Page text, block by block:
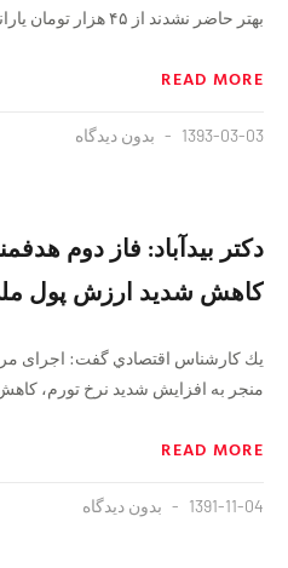
بهتر حاضر نشدند از ۴۵ هزار تومان یارانه
READ MORE
1393-03-03 بدون دیدگاه
دکتر بیدآباد: فاز دوم
كاهش شدید ارزش پول
يك كارشناس اقتصادي گفت: اجرای
منجر به افزایش شدید نرخ تورم،
READ MORE
1391-11-04 بدون دیدگاه